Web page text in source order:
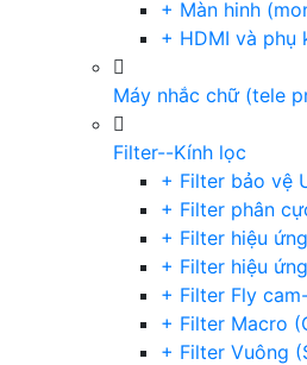
+ Màn hinh
+ HDMI và phụ
Máy nhắc chữ (tele
Filter--Kính lọc
+ Filter bảo vệ
+ Filter phân
+ Filter hiệu
+ Filter hiệu
+ Filter Fly
+ Filter Macro
+ Filter Vuông